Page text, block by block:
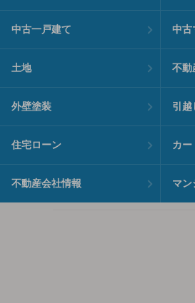
中古一戸建て 中古
土地 不動
外壁塗装 引越
住宅ローン カー
不動産会社情報 マン